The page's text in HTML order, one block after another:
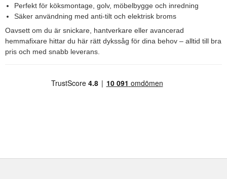
Perfekt för köksmontage, golv, möbelbygge och inredning
Säker användning med anti-tilt och elektrisk broms
Oavsett om du är snickare, hantverkare eller avancerad
hemmafixare hittar du här rätt dykssåg för dina behov – alltid till bra
pris och med snabb leverans.